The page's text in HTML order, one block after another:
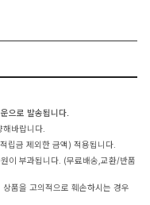
으로 발송됩니다.
바랍니다.
립금 제외한 금액) 적용됩니다.
이 부과됩니다. (무료배송,교환/반품
품을 고의적으로 훼손하시는 경우